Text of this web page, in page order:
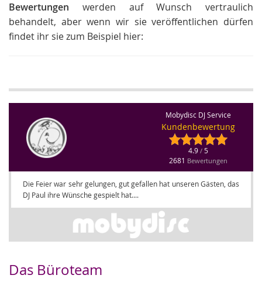
Bewertungen werden auf Wunsch vertraulich
behandelt, aber wenn wir sie veröffentlichen dürfen
findet ihr sie zum Beispiel hier:
Mobydisc DJ Service
Kundenbewertung
4.9 / 5
2681 Bewertungen
Die Feier war sehr gelungen, gut gefallen hat unseren Gästen, das
DJ Paul ihre Wünsche gespielt hat....
Das Büroteam